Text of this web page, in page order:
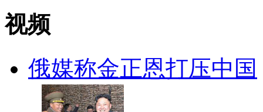
视频
俄媒称金正恩打压中国